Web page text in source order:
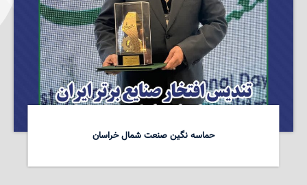
حماسه نگین صنعت شمال خراسان